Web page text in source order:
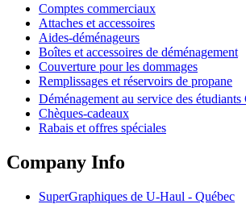
Comptes commerciaux
Attaches et accessoires
Aides-déménageurs
Boîtes et accessoires de déménagement
Couverture pour les dommages
Remplissages et réservoirs de propane
Déménagement au service des
Chèques-cadeaux
Rabais et offres spéciales
Company Info
SuperGraphiques de U-Haul - Québec